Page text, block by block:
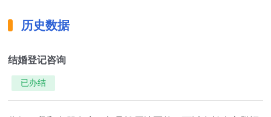
历史数据
结婚登记咨询
已办结